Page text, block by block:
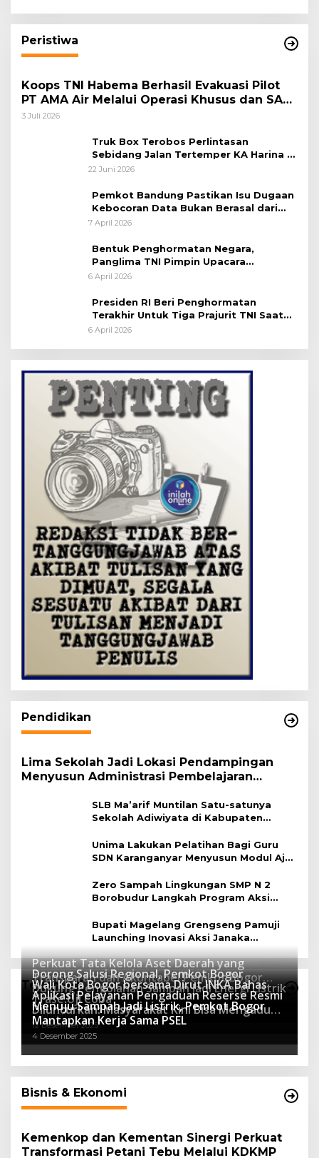
Peristiwa
Koops TNI Habema Berhasil Evakuasi Pilot
PT AMA Air Melalui Operasi Khusus dan SAR
Taktis
3 Juli 2026
Truk Box Terobos Perlintasan
Sebidang Jalan Tertemper KA Harina di
Jalan Stasiun Poncol-Jrakah Semarang
22 Juni 2026
Pemkot Bandung Pastikan Isu Dugaan
Kebocoran Data Bukan Berasal dari
Server Disdukcapil
7 April 2026
Bentuk Penghormatan Negara,
Panglima TNI Pimpin Upacara
Pemakaman Militer
6 April 2026
Presiden RI Beri Penghormatan
Terakhir Untuk Tiga Prajurit TNI Saat
Persemayaman di Bandara Soekarno-
6 April 2026
Pendidikan
Lima Sekolah Jadi Lokasi Pendampingan
Menyusun Administrasi Pembelajaran
SLB Ma’arif Muntilan Satu-satunya
Sekolah Adiwiyata di Kabupaten
Unima Lakukan Pelatihan Bagi Guru
SDN Karanganyar Menyusun Modul Ajar
Zero Sampah Lingkungan SMP N 2
Borobudur Langkah Program Aksi
Bupati Magelang Grengseng Pamuji
Launching Inovasi Aksi Janaka
Program Sekolah Adiwiyata
Teknologi
Perkuat Tata Kelola Aset Daerah yang
Transparan dan Akuntabel Pemkot Bogor
Luncurkan SIMASDA
8 Juli 2026
Dorong Salusi Regional, Pemkot Bogor
Dukung Pengolahan Sampah Jadi Energi Listrik
8 April 2026
Wali Kota Bogor bersama Dirut INKA Bahas
Trase Uji Coba
7 Januari 2026
Aplikasi Pelayanan Pengaduan Reserse Resmi
Diluncurkan: Masyarakat Kini Bisa Mengadu
Lebih Cepat, Mudah, dan Terintegrasi
12 Desember 2025
Menuju Sampah Jadi Listrik, Pemkot Bogor
Mantapkan Kerja Sama PSEL
4 Desember 2025
Bisnis & Ekonomi
Kemenkop dan Kementan Sinergi Perkuat
Transformasi Petani Tebu Melalui KDKMP